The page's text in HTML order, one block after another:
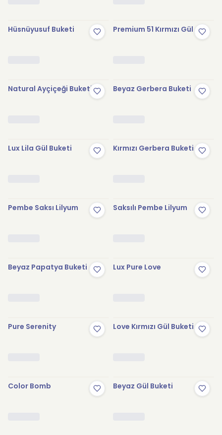
Hüsnüyusuf Buketi Premium 51 Kırmızı Gül
Natural Ayçiçeği Buketi Beyaz Gerbera Buketi
Lux Lila Gül Buketi Kırmızı Gerbera Buketi
Pembe Saksı Lilyum Saksılı Pembe Lilyum
Beyaz Papatya Buketi Lux Pure Love
Pure Serenity Love Kırmızı Gül Buketi
Color Bomb Beyaz Gül Buketi